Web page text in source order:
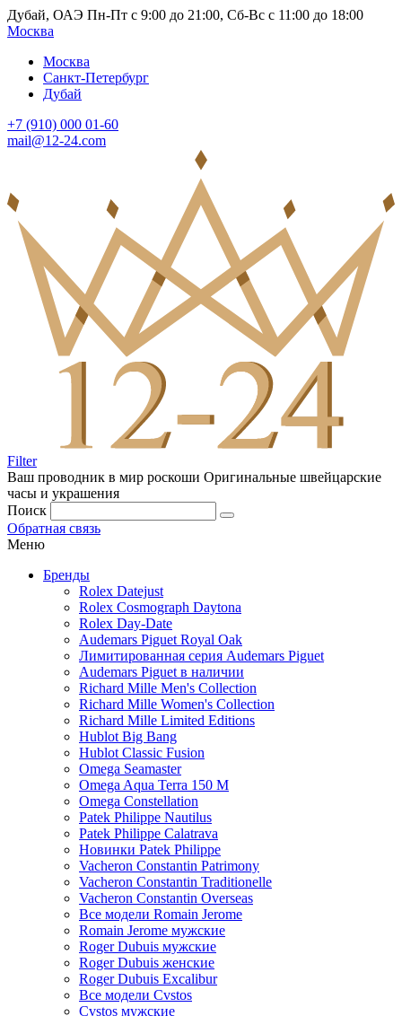
Дубай, ОАЭ Пн-Пт с 9:00 до 21:00, Сб-Вс с 11:00 до 18:00
Москва
Москва
Санкт-Петербург
Дубай
+7 (910) 000 01-60
mail@12-24.com
Filter
Ваш проводник в мир роскоши Оригинальные швейцарские
часы и украшения
Поиск
Обратная связь
Меню
Бренды
Rolex Datejust
Rolex Cosmograph Daytona
Rolex Day-Date
Audemars Piguet Royal Oak
Лимитированная серия Audemars Piguet
Audemars Piguet в наличии
Richard Mille Men's Collection
Richard Mille Women's Collection
Richard Mille Limited Editions
Hublot Big Bang
Hublot Classic Fusion
Omega Seamaster
Omega Aqua Terra 150 M
Omega Constellation
Patek Philippe Nautilus
Patek Philippe Calatrava
Новинки Patek Philippe
Vacheron Constantin Patrimony
Vacheron Constantin Traditionelle
Vacheron Constantin Overseas
Все модели Romain Jerome
Romain Jerome мужские
Roger Dubuis мужские
Roger Dubuis женские
Roger Dubuis Excalibur
Все модели Cvstos
Cvstos мужские